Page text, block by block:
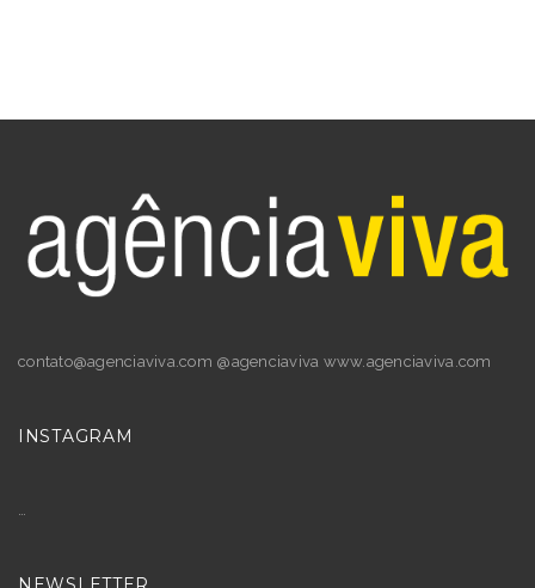
contato@agenciaviva.com @agenciaviva www.agenciaviva.com
INSTAGRAM